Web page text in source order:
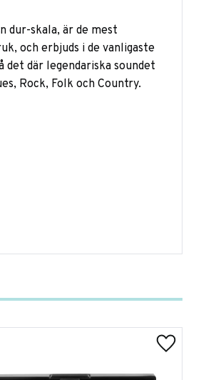
dur-skala, är de mest
och erbjuds i de vanligaste
där legendariska soundet
Rock, Folk och Country.